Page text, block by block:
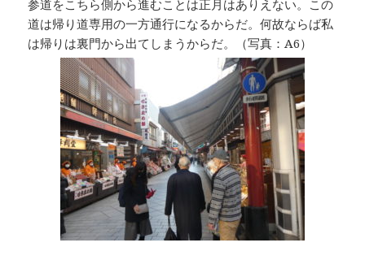
参道をこちら側から進むことは正月はありえない。この
道は帰り道専用の一方通行になるからだ。何故ならば私
は帰りは裏門から出てしまうからだ。（写真：A6）